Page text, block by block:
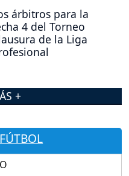
árbitros para la
4 del Torneo
de la Liga
+